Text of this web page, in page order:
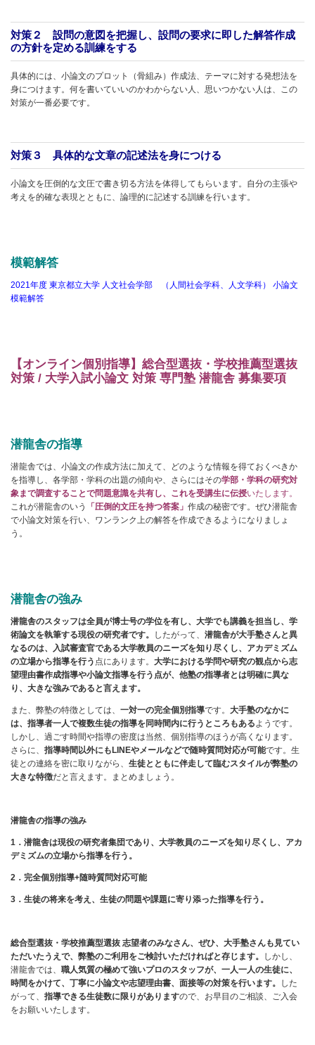
対策２ 設問の意図を把握し、設問の要求に即した解答作成
の方針を定める訓練をする
具体的には、小論文のプロット（骨組み）作成法、テーマに対する発想法を
身につけます。何を書いていいのかわからない人、思いつかない人は、この
対策が一番必要です。
対策３ 具体的な文章の記述法を身につける
小論文を圧倒的な文圧で書き切る方法を体得してもらいます。自分の主張や
考えを的確な表現とともに、論理的に記述する訓練を行います。
模範解答
2021年度 東京都立大学 人文社会学部 （人間社会学科、人文学科） 小論文
模範解答
【オンライン個別指導】総合型選抜・学校推薦型選抜
対策 / 大学入試小論文 対策 専門塾 潜龍舎 募集要項
潜龍舎の指導
潜龍舎では、小論文の作成方法に加えて、どのような情報を得ておくべきか
を指導し、各学部・学科の出題の傾向や、さらにはその学部・学科の研究対
象まで調査することで問題意識を共有し、これを受講生に伝授いたします。
これが潜龍舎のいう
「圧倒的文圧を持つ答案」 作成の秘密です。ぜひ潜龍舎
で小論文対策を行い、ワンランク上の解答を作成できるようになりましょ
う。
潜龍舎の強み
潜龍舎のスタッフは全員が博士号の学位を有し、大学でも講義を担当し、学
術論文を執筆する現役の研究者です。
したがって、 潜龍舎が大手塾さんと異
なるのは、入試審査官である大学教員のニーズを知り尽くし、アカデミズム
の立場から指導を行う 点にあります。 大学における学問や研究の観点から志
望理由書作成指導や小論文指導を行う点が、他塾の指導者とは明確に異な
り、大きな強みであると言えます。
また、弊塾の特徴としては、 一対一の完全個別指導です。 大手塾のなかに
は、指導者一人で複数生徒の指導を同時間内に行うところもあるようです。
しかし、過ごす時間や指導の密度は当然、個別指導のほうが高くなります。
さらに、 指導時間以外にもLINEやメールなどで随時質問対応が可能です。生
徒との連絡を密に取りながら、 生徒とともに伴走して臨むスタイルが弊塾の
大きな特徴だと言えます。まとめましょう。
潜龍舎の指導の強み
1 ．潜龍舎は現役の研究者集団であり、大学教員のニーズを知り尽くし、アカ
デミズムの立場から指導を行う。
2 ．完全個別指導+随時質問対応可能
3 ．生徒の将来を考え、生徒の問題や課題に寄り添った指導を行う。
総合型選抜・学校推薦型選抜 志望者のみなさん、ぜひ、大手塾さんも見てい
ただいたうえで、弊塾のご利用をご検討いただければと存じます。
しかし、
潜龍舎では、 職人気質の極めて強いプロのスタッフが、一人一人の生徒に、
時間をかけて、丁寧に小論文や志望理由書、面接等の対策を行います。
した
がって、 指導できる生徒数に限りがありますので、お早目のご相談、ご入会
をお願いいたします。